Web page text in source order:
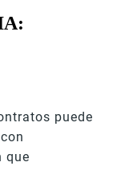
puede
que